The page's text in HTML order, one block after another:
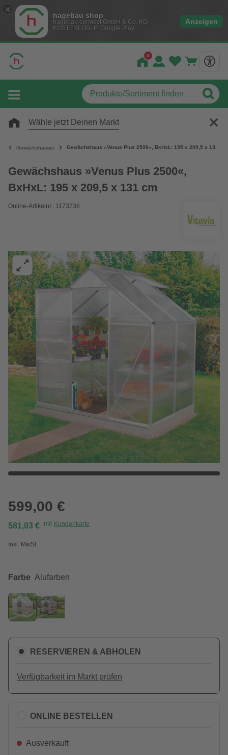
hagebau shop
hagebau connect GmbH & Co. KG
KOSTENLOS- In Google Play
Anzeigen
Wähle jetzt Deinen Markt
Gewächshäuser Gewächshaus »Venus Plus 2500«, BxHxL: 195 x 209,5 x 131 cm
Gewächshaus »Venus Plus 2500«,
BxHxL: 195 x 209,5 x 131 cm
Online-Artikelnr.: 1173736
599,00 €
581,03 € mit Kundenkarte
Inkl. MwSt.
Farbe Alufarben
RESERVIEREN & ABHOLEN
Verfügbarkeit im Markt prüfen
ONLINE BESTELLEN
Ausverkauft